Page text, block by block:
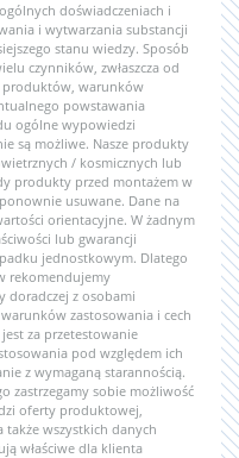
doświadczeniach i
i wytwarzania substancji
stanu wiedzy. Sposób
czynników, zwłaszcza od
produktów, warunków
powstawania
ogólne wypowiedzi
są możliwe. Nasze produkty
/ kosmicznych lub
produkty przed montażem w
usuwane. Dane na
orientacyjne. W żadnym
lub gwarancji
jednostkowym. Dlatego
rekomendujemy
doradczej z osobami
zastosowania i cech
za przetestowanie
pod względem ich
z wymaganą starannością.
zastrzegamy sobie możliwość
oferty produktowej,
wszystkich danych
właściwe dla klienta